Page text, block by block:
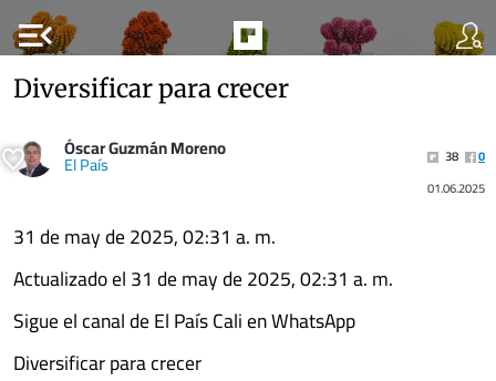
menu_open
Diversificar para crecer
Óscar Guzmán Moreno
El País 38
0
01.06.2025
31 de may de 2025, 02:31 a. m.
Actualizado el 31 de may de 2025, 02:31 a. m.
Sigue el canal de El País Cali en WhatsApp
Diversificar para crecer